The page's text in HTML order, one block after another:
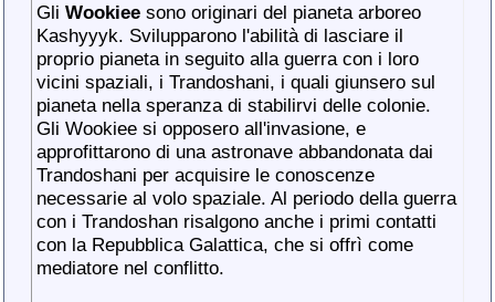
Gli Wookiee sono originari del pianeta arboreo
Kashyyyk. Svilupparono l'abilità di lasciare il
proprio pianeta in seguito alla guerra con i loro
vicini spaziali, i Trandoshani, i quali giunsero sul
pianeta nella speranza di stabilirvi delle colonie.
Gli Wookiee si opposero all'invasione, e
approfittarono di una astronave abbandonata dai
Trandoshani per acquisire le conoscenze
necessarie al volo spaziale. Al periodo della guerra
con i Trandoshan risalgono anche i primi contatti
con la Repubblica Galattica, che si offrì come
mediatore nel conflitto.